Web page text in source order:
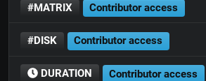
#MATRIX Contributor access
#DISK Contributor access
DURATION Contributor access